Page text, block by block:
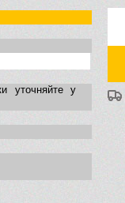
уточняйте у